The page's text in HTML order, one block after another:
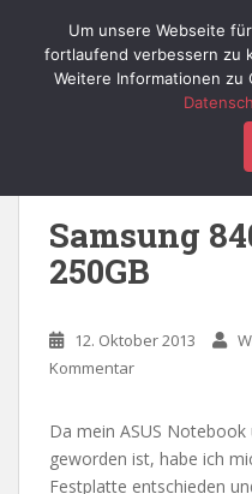
Willy's Technik-
Samsung
250GB
12. Oktober 2013
Kommentar
Da mein ASUS
geworden ist, habe ich
Festplatte entschieden
Um unsere Webseite
fortlaufend verbessern zu
Weitere Informationen zu